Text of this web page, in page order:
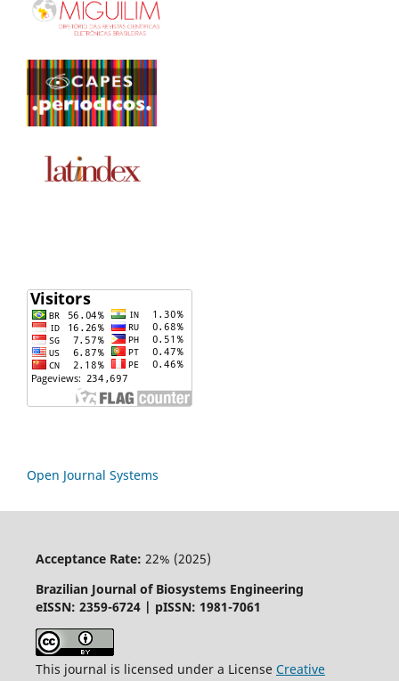
Open Journal Systems
Acceptance Rate: 22% (2025)
Brazilian Journal of Biosystems Engineering
eISSN: 2359-6724 | pISSN: 1981-7061
This journal is licensed under a License Creative